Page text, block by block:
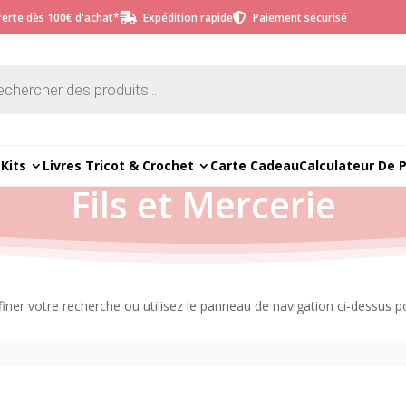
dès 100€ d'achat* Expédition rapide Paiement sécurisé
Kits Livres Tricot & Crochet Carte CadeauCalculateur De
Fils et Mercerie
votre recherche ou utilisez le panneau de navigation ci-dessus